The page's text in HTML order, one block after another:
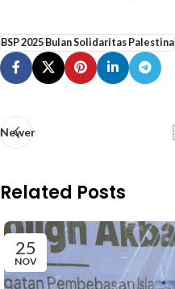
BSP 2025Bulan Solidaritas Palestina
Newer
Related Posts
25
NOV